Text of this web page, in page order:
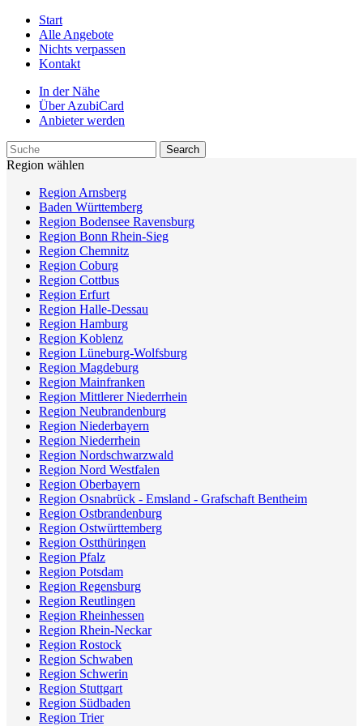
Start
Alle Angebote
Nichts verpassen
Kontakt
In der Nähe
Über AzubiCard
Anbieter werden
Region wählen
Region Arnsberg
Baden Württemberg
Region Bodensee Ravensburg
Region Bonn Rhein-Sieg
Region Chemnitz
Region Coburg
Region Cottbus
Region Erfurt
Region Halle-Dessau
Region Hamburg
Region Koblenz
Region Lüneburg-Wolfsburg
Region Magdeburg
Region Mainfranken
Region Mittlerer Niederrhein
Region Neubrandenburg
Region Niederbayern
Region Niederrhein
Region Nordschwarzwald
Region Nord Westfalen
Region Oberbayern
Region Osnabrück - Emsland - Grafschaft Bentheim
Region Ostbrandenburg
Region Ostwürttemberg
Region Ostthüringen
Region Pfalz
Region Potsdam
Region Regensburg
Region Reutlingen
Region Rheinhessen
Region Rhein-Neckar
Region Rostock
Region Schwaben
Region Schwerin
Region Stuttgart
Region Südbaden
Region Trier